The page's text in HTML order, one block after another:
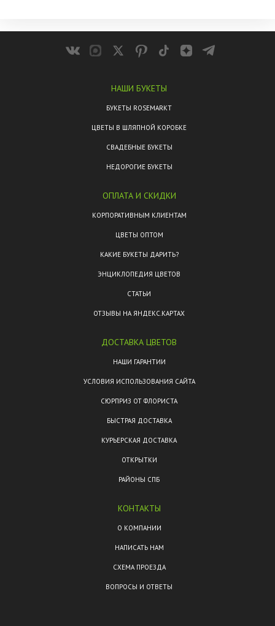
НАШИ БУКЕТЫ
БУКЕТЫ ROSEMARKT
ЦВЕТЫ В ШЛЯПНОЙ КОРОБКЕ
СВАДЕБНЫЕ БУКЕТЫ
НЕДОРОГИЕ БУКЕТЫ
ОПЛАТА И СКИДКИ
КОРПОРАТИВНЫМ КЛИЕНТАМ
ЦВЕТЫ ОПТОМ
КАКИЕ БУКЕТЫ ДАРИТЬ?
ЭНЦИКЛОПЕДИЯ ЦВЕТОВ
СТАТЬИ
ОТЗЫВЫ НА ЯНДЕКС.КАРТАХ
ДОСТАВКА ЦВЕТОВ
НАШИ ГАРАНТИИ
УСЛОВИЯ ИСПОЛЬЗОВАНИЯ САЙТА
СЮРПРИЗ ОТ ФЛОРИСТА
БЫСТРАЯ ДОСТАВКА
КУРЬЕРСКАЯ ДОСТАВКА
ОТКРЫТКИ
РАЙОНЫ СПБ
КОНТАКТЫ
О КОМПАНИИ
НАПИСАТЬ НАМ
СХЕМА ПРОЕЗДА
ВОПРОСЫ И ОТВЕТЫ